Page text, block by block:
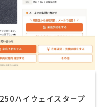
ハイウェイスタープ